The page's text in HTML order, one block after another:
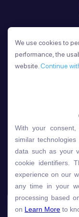
Sau mỗi bài
âm và ngữ pháp
và
Lựa chọn
Gói học
Speech Analyzer
We use cookies to
performance, the
website. Continue
With your
similar
data such as your
cookie identifiers.
experience on our
any time in your
processing based
on Learn More to
We use cookies to
performance, the
website. Continue
With your
similar
data such as your
cookie identifiers.
experience on our
any time in your
processing based
on Learn More to